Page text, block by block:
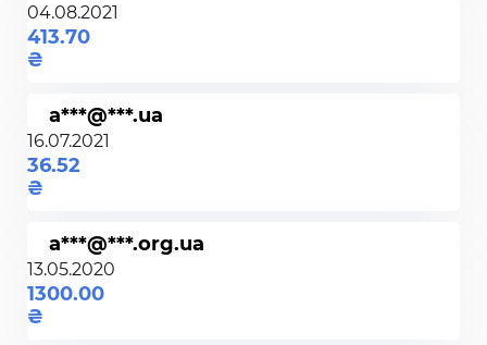
04.08.2021
413.70
a***@***.ua
16.07.2021
36.52
a***@***.org.ua
13.05.2020
1300.00